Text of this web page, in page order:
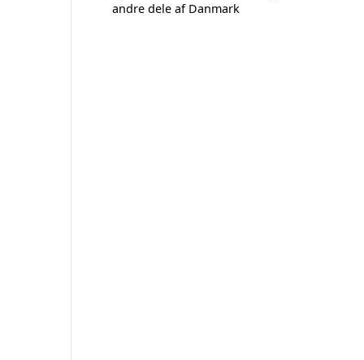
andre dele af Danmark